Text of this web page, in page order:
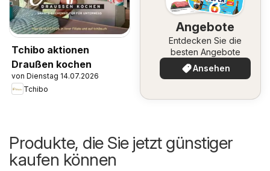
Tchibo aktionen
Draußen kochen
von Dienstag 14.07.2026
Tchibo
Angebote
Entdecken Sie die
besten Angebote
Ansehen
Produkte, die Sie jetzt günstiger
kaufen können